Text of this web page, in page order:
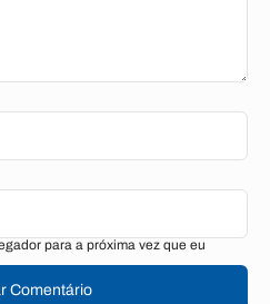
para a próxima vez que eu
Comentário